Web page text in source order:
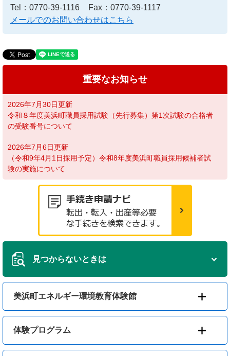
Tel：0770-39-1116
Fax：0770-39-1117
メールでのお問い合わせはこちら
重要なお知らせ
2026年7月30日更新
令和８年度美浜町職員採用試験（先行募集）第1次試験の合格者
の受験番号について
2026年7月6日更新
（令和9年4月1日採用予定）令和8年度美浜町職員採用候補者試
験の実施について
見つからないときは
美浜町エネルギー環境教育体験館
体験プログラム